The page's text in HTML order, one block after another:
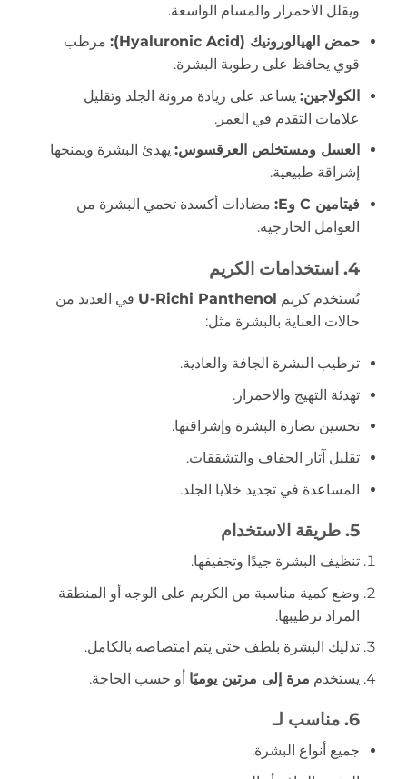
ويقلل الاحمرار والمسام الواسعة.
حمض الهيالورونيك (Hyaluronic Acid):
مرطب
قوي يحافظ على رطوبة البشرة.
الكولاجين:يساعد على زيادة مرونة الجلد وتقليل
علامات التقدم في العمر.
العسل ومستخلص العرقسوس:يهدئ البشرة ويمنحها
إشراقة طبيعية.
فيتامين C وE:
مضادات أكسدة تحمي البشرة من
العوامل الخارجية.
4. استخدامات الكريم
يُستخدم كريم U-Richi Panthenol في العديد من
حالات العناية بالبشرة مثل:
ترطيب البشرة الجافة والعادية.
تهدئة التهيج والاحمرار.
تحسين نضارة البشرة وإشراقتها.
تقليل آثار الجفاف والتشققات.
المساعدة في تجديد خلايا الجلد.
5. طريقة الاستخدام
تنظيف البشرة جيدًا وتجفيفها.
وضع كمية مناسبة من الكريم على الوجه أو المنطقة
المراد ترطيبها.
تدليك البشرة بلطف حتى يتم امتصاصه بالكامل.
يستخدم مرة إلى مرتين يوميًا أو حسب الحاجة.
6. مناسب لـ
جميع أنواع البشرة.